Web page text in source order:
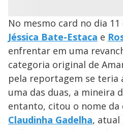
No mesmo card no dia 11
Jéssica Bate-Estaca e
enfrentar em uma
categoria original de
pela reportagem se teria
uma das duas, a mineira
entanto, citou o nome
Claudinha Gadelha, atual